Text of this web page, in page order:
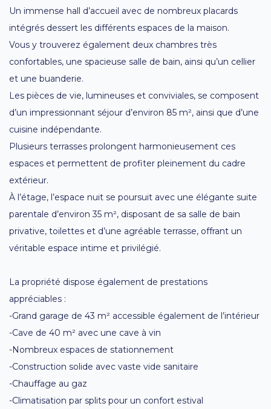
Un immense hall d’accueil avec de nombreux placards
intégrés dessert les différents espaces de la maison.
Vous y trouverez également deux chambres très
confortables, une spacieuse salle de bain, ainsi qu’un cellier
et une buanderie.
Les pièces de vie, lumineuses et conviviales, se composent
d’un impressionnant séjour d’environ 85 m², ainsi que d’une
cuisine indépendante.
Plusieurs terrasses prolongent harmonieusement ces
espaces et permettent de profiter pleinement du cadre
extérieur.
À l’étage, l’espace nuit se poursuit avec une élégante suite
parentale d’environ 35 m², disposant de sa salle de bain
privative, toilettes et d’une agréable terrasse, offrant un
véritable espace intime et privilégié.
La propriété dispose également de prestations
appréciables :
-Grand garage de 43 m² accessible également de l’intérieur
-Cave de 40 m² avec une cave à vin
-Nombreux espaces de stationnement
-Construction solide avec vaste vide sanitaire
-Chauffage au gaz
-Climatisation par splits pour un confort estival